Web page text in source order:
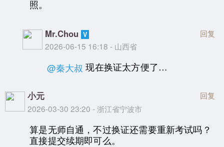
照。
Mr.Chou
2026-06-15 16:18 - 山西省
回复
@秦大叔 现在换证太方便了…
小元
2026-03-30 23:20 - 浙江省宁波市
回复
算是无师自通，不过换证还需要重新考试吗？
直接提交续期即可么。